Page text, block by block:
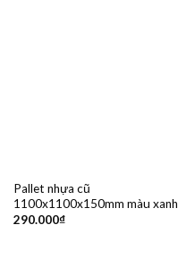
Pallet nhựa cũ
1100x1100x150mm màu xanh
290.000₫